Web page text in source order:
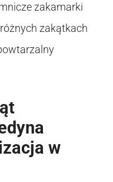
zakamarki
zakątkach
w